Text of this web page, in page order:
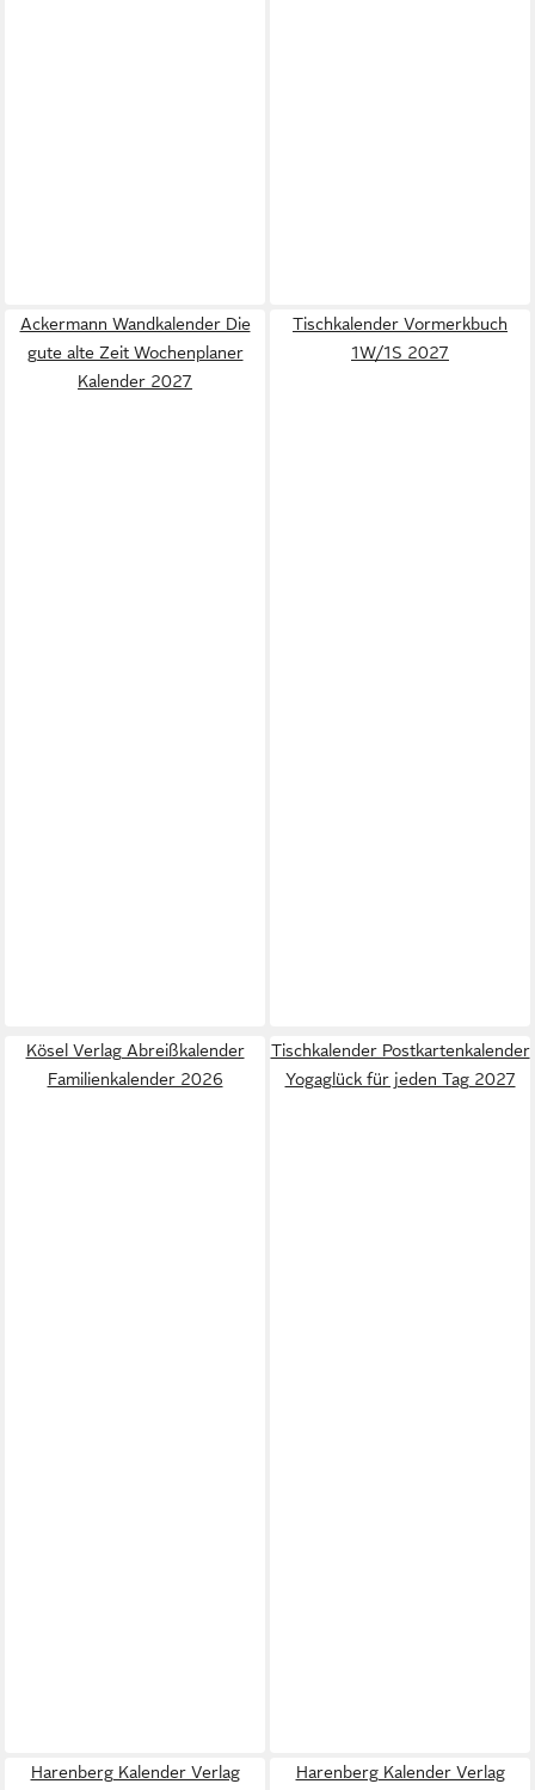
Ackermann Wandkalender Die
gute alte Zeit Wochenplaner
Kalender 2027
Tischkalender Vormerkbuch
1W/1S 2027
Kösel Verlag Abreißkalender
Familienkalender 2026
Tischkalender Postkartenkalender
Yogaglück für jeden Tag 2027
Harenberg Kalender Verlag
Harenberg Kalender Verlag